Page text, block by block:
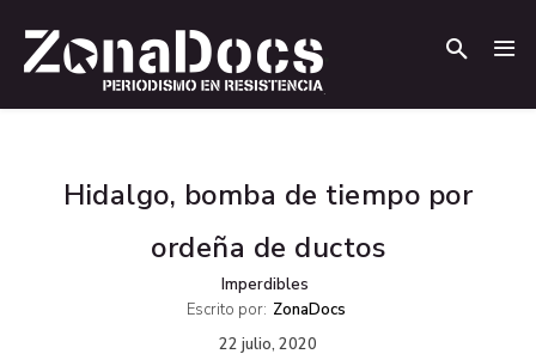
Hidalgo, bomba de tiempo por
ordeña de ductos
Imperdibles
Escrito por: ZonaDocs
22 julio, 2020